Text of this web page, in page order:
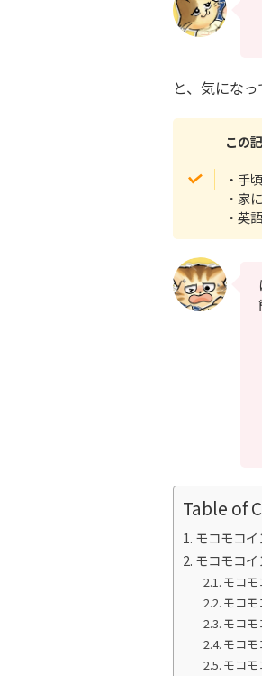
と、気にな
この
・手
・家
・英
Table of
モコモコ
モコモコ
モコ
モコ
モコ
モコ
モコ